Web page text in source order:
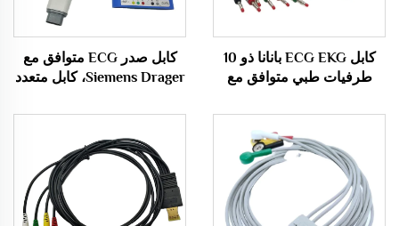
كابل ECG EKG بانانا ذو 10
طرفيات طبي متوافق مع
ساخنة
كابل صدر ECG متوافق مع
Siemens Drager، كابل متعدد